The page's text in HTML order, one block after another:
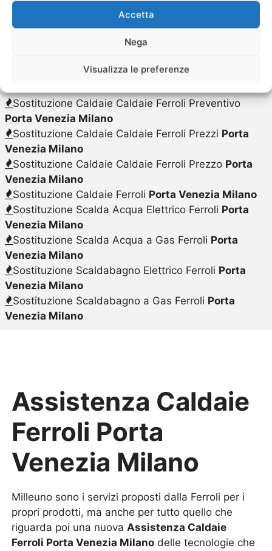
Accetta
Nega
Visualizza le preferenze
Sostituzione Caldaie Caldaie Ferroli
Milano
Sostituzione Caldaie Caldaie Ferroli Costo
Sostituzione Caldaie Caldaie FerroliPorta Venezia
Sostituzione Caldaie Caldaie Ferroli Preventivo
Porta Venezia Milano
Sostituzione Caldaie Caldaie Ferroli Prezzi Porta
Venezia Milano
Sostituzione Caldaie Caldaie Ferroli Prezzo Porta
Venezia Milano
Sostituzione Caldaie Ferroli Porta Venezia Milano
Sostituzione Scalda Acqua Elettrico Ferroli Porta
Venezia Milano
Sostituzione Scalda Acqua a Gas Ferroli Porta
Venezia Milano
Sostituzione Scaldabagno Elettrico Ferroli Porta
Venezia Milano
Sostituzione Scaldabagno a Gas Ferroli Porta
Venezia Milano
Assistenza Caldaie
Ferroli Porta
Venezia Milano
Milleuno sono i servizi proposti dalla Ferroli per i
propri prodotti, ma anche per tutto quello che
riguarda poi una nuovaAssistenza Caldaie
Ferroli Porta Venezia Milano delle tecnologie che